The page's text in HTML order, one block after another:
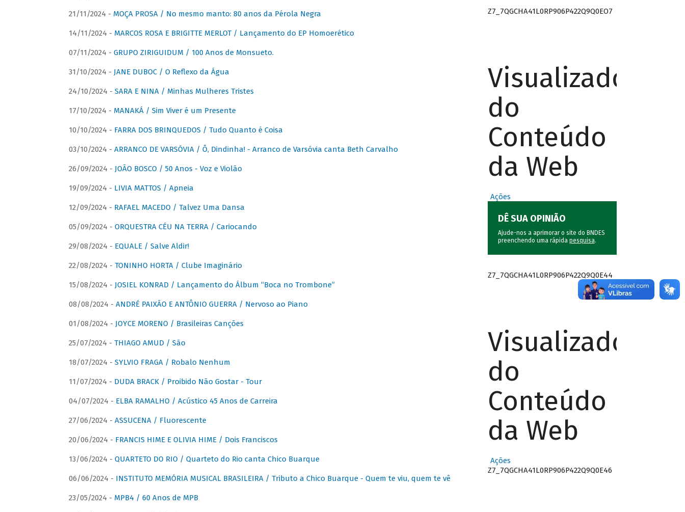
21/11/2024 - MOÇA PROSA / No mesmo manto: 80 anos da Pérola Negra
14/11/2024 - MARCOS ROSA E BRIGITTE MERLOT / Lançamento do EP Homoerético
07/11/2024 - GRUPO ZIRIGUIDUM / 100 Anos de Monsueto.
31/10/2024 - JANE DUBOC / O Reflexo da Água
24/10/2024 - SARA E NINA / Minhas Mulheres Tristes
17/10/2024 - MANAKÁ / Sim Viver é um Presente
10/10/2024 - FARRA DOS BRINQUEDOS / Tudo Quanto é Coisa
03/10/2024 - ARRANCO DE VARSÓVIA / Ô, Dindinha! - Arranco de Varsóvia canta Beth Carvalho
26/09/2024 - JOÃO BOSCO / 50 Anos - Voz e Violão
19/09/2024 - LIVIA MATTOS / Apneia
12/09/2024 - RAFAEL MACEDO / Talvez Uma Dansa
05/09/2024 - ORQUESTRA CÉU NA TERRA / Cariocando
29/08/2024 - EQUALE / Salve Aldir!
22/08/2024 - TONINHO HORTA / Clube Imaginário
15/08/2024 - JOSIEL KONRAD / Lançamento do Álbum “Boca no Trombone”
08/08/2024 - ANDRÉ PAIXÃO E ANTÔNIO GUERRA / Nervoso ao Piano
01/08/2024 - JOYCE MORENO / Brasileiras Canções
25/07/2024 - THIAGO AMUD / São
18/07/2024 - SYLVIO FRAGA / Robalo Nenhum
11/07/2024 - DUDA BRACK / Proibido Não Gostar - Tour
04/07/2024 - ELBA RAMALHO / Acústico 45 Anos de Carreira
27/06/2024 - ASSUCENA / Fluorescente
20/06/2024 - FRANCIS HIME E OLIVIA HIME / Dois Franciscos
13/06/2024 - QUARTETO DO RIO / Quarteto do Rio canta Chico Buarque
06/06/2024 - INSTITUTO MEMÓRIA MUSICAL BRASILEIRA / Tributo a Chico Buarque - Quem te viu, quem te vê
23/05/2024 - MPB4 / 60 Anos de MPB
Z7_7QGCHA41L0RP906P422Q9Q0EO7
Visualizador
do
Conteúdo
da Web
Ações
DÊ SUA OPINIÃO
Ajude-nos a aprimorar o site do BNDES
preenchendo uma rápida pesquisa.
Z7_7QGCHA41L0RP906P422Q9Q0E44
Visualizador
do
Conteúdo
da Web
Ações
Z7_7QGCHA41L0RP906P422Q9Q0E46